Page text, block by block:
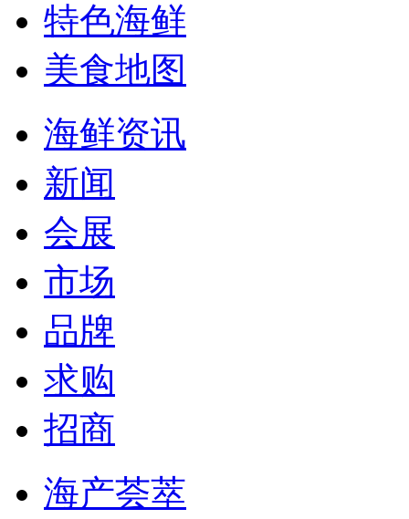
特色海鲜
美食地图
海鲜资讯
新闻
会展
市场
品牌
求购
招商
海产荟萃